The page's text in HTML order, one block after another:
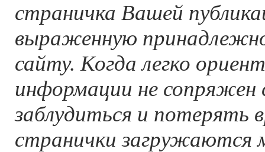
страничка Вашей
выраженную
сайту. Когда легко
информации не сопряжен
заблудиться и потерять
странички загружаются